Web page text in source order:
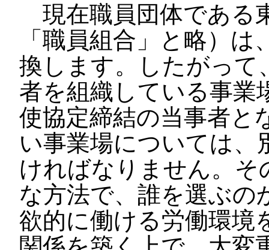
現在職員団体である
「職員組合」と略）
換します。したがって
者を組織している事業
使協定締結の当事者と
い事業場については、
ければなりません。そ
な方法で、誰を選ぶの
欲的に働ける労働環境